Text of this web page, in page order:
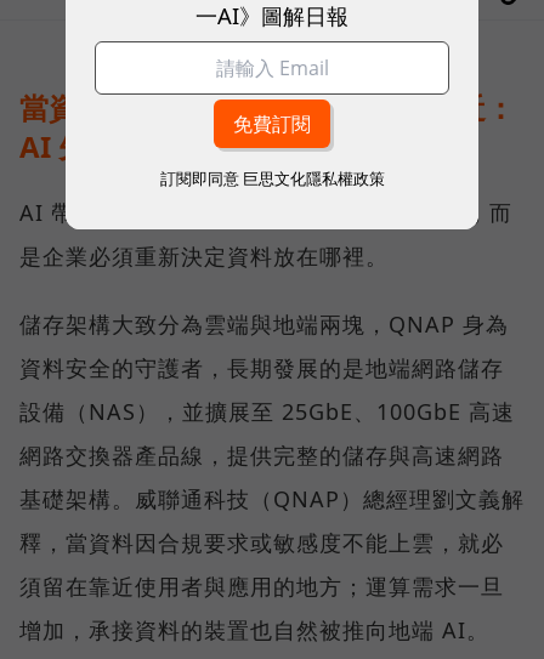
當資料不能離開企業，運算就得靠近：
AI 先改寫儲存架構
AI 帶來的第一個變化，不只是運算能力提高，而
是企業必須重新決定資料放在哪裡。
儲存架構大致分為雲端與地端兩塊，QNAP 身為
資料安全的守護者，長期發展的是地端網路儲存
設備（NAS），並擴展至 25GbE、100GbE 高速
網路交換器產品線，提供完整的儲存與高速網路
基礎架構。威聯通科技（QNAP）總經理劉文義解
釋，當資料因合規要求或敏感度不能上雲，就必
須留在靠近使用者與應用的地方；運算需求一旦
增加，承接資料的裝置也自然被推向地端 AI。
一AI》圖解日報
訂閱即同意 巨思文化隱私權政策